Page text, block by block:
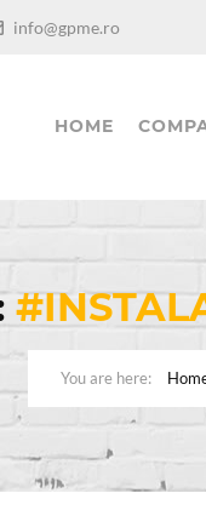
info@gpme.ro
HOME